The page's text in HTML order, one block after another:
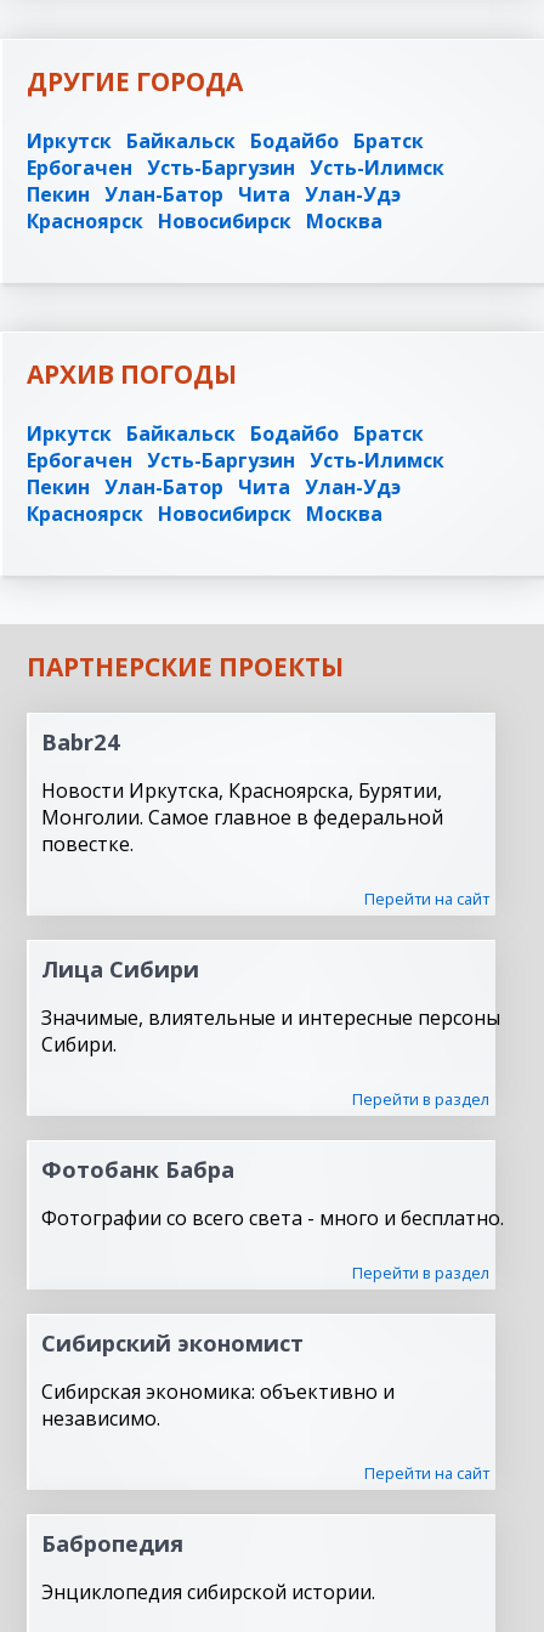
ДРУГИЕ ГОРОДА
Иркутск Байкальск Бодайбо Братск
Ербогачен Усть-Баргузин Усть-Илимск
Пекин Улан-Батор Чита Улан-Удэ
Красноярск Новосибирск Москва
АРХИВ ПОГОДЫ
Иркутск Байкальск Бодайбо Братск
Ербогачен Усть-Баргузин Усть-Илимск
Пекин Улан-Батор Чита Улан-Удэ
Красноярск Новосибирск Москва
ПАРТНЕРСКИЕ ПРОЕКТЫ
Babr24
Новости Иркутска, Красноярска, Бурятии,
Монголии. Самое главное в федеральной
повестке.
Перейти на сайт
Лица Сибири
Значимые, влиятельные и интересные персоны
Сибири.
Перейти в раздел
Фотобанк Бабра
Фотографии со всего света - много и бесплатно.
Перейти в раздел
Сибирский экономист
Сибирская экономика: объективно и
независимо.
Перейти на сайт
Бабропедия
Энциклопедия сибирской истории.